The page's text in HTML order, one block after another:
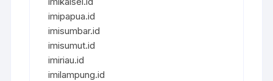
imipapua.id
imisumbar.id
imisumut.id
imiriau.id
imilampung.id